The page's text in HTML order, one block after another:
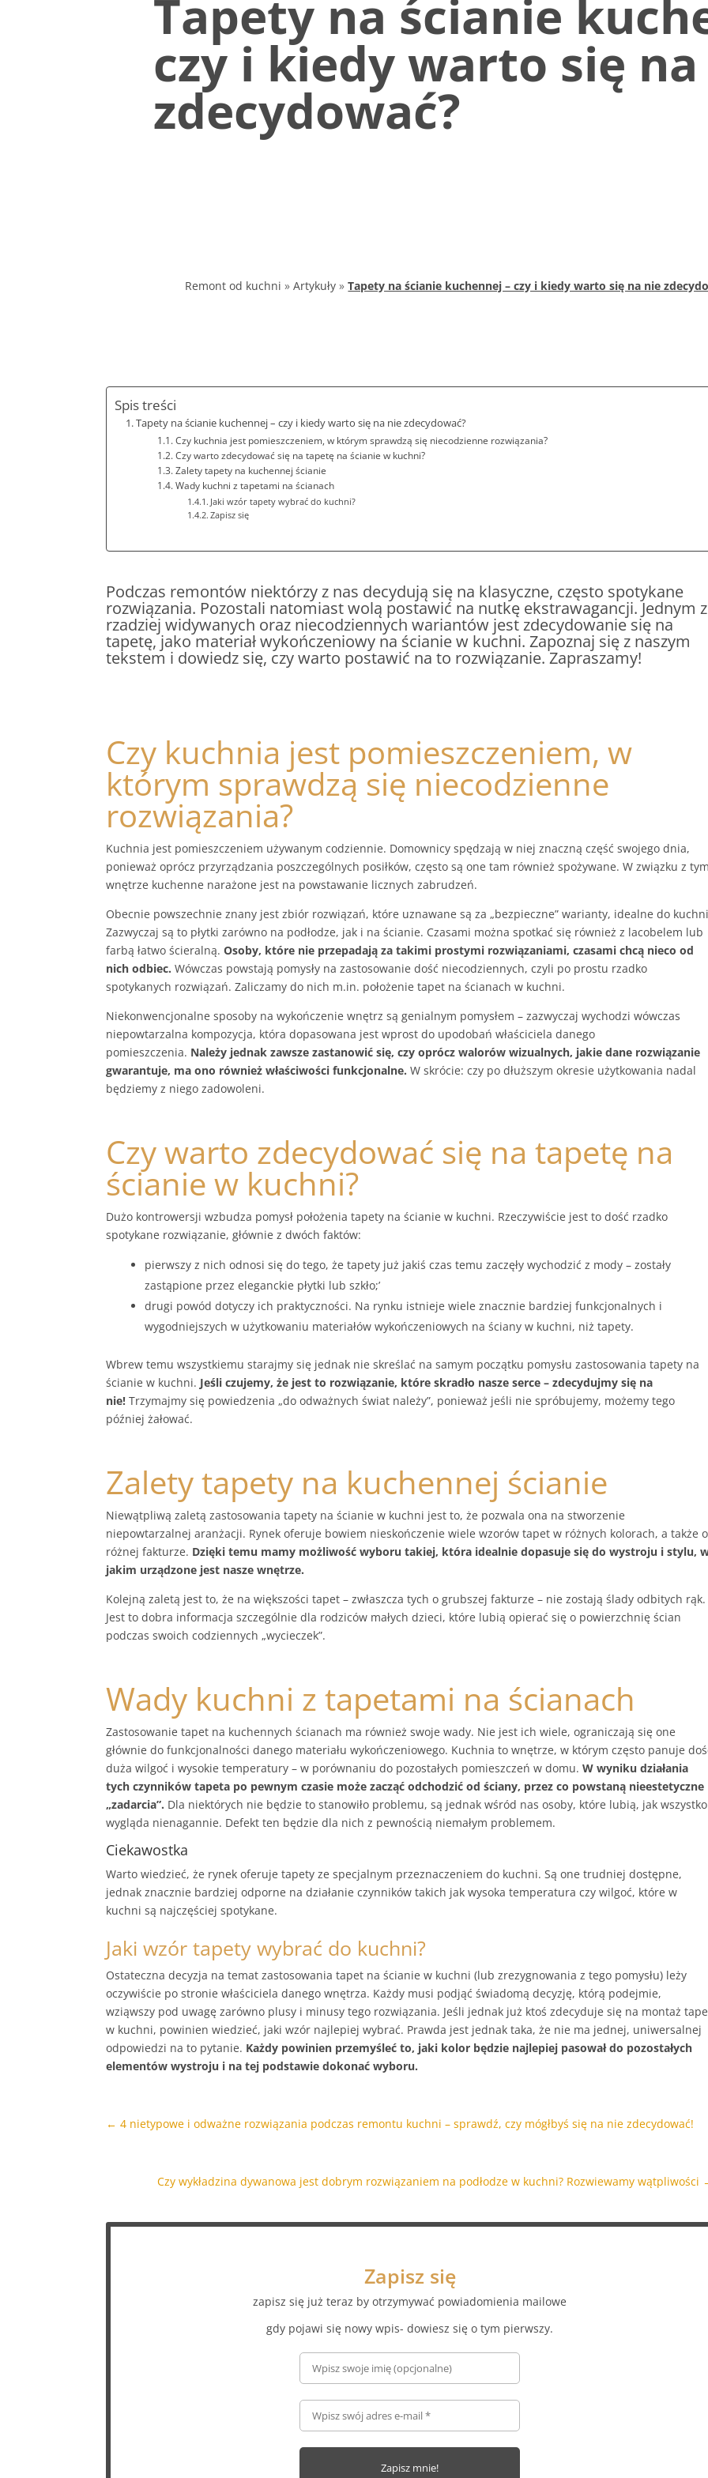
Tapety na ścianie
czy i kiedy warto się
zdecydować?
Remont od kuchni »Artykuły »Tapety na ścianie kuchennej – czy i kiedy warto się na nie
Spis treści
Tapety na ścianie kuchennej – czy i kiedy warto się na nie zdecydować?
Czy kuchnia jest pomieszczeniem, w którym sprawdzą się niecodzienne rozwiązania?
Czy warto zdecydować się na tapetę na ścianie w kuchni?
Zalety tapety na kuchennej ścianie
Wady kuchni z tapetami na ścianach
Jaki wzór tapety wybrać do kuchni?
Zapisz się
Podczas remontów niektórzy z nas decydują się na klasyczne, często spotykane
rozwiązania. Pozostali natomiast wolą postawić na nutkę ekstrawagancji. Jednym z
rzadziej widywanych oraz niecodziennych wariantów jest zdecydowanie się na
tapetę, jako materiał wykończeniowy na ścianie w kuchni. Zapoznaj się z naszym
tekstem i dowiedz się, czy warto postawić na to rozwiązanie. Zapraszamy!
Czy kuchnia jest pomieszczeniem, w
którym sprawdzą się niecodzienne
rozwiązania?
Kuchnia jest pomieszczeniem używanym codziennie. Domownicy spędzają w niej znaczną część swojego dnia,
ponieważ oprócz przyrządzania poszczególnych posiłków, często są one tam również spożywane. W związku z tym
wnętrze kuchenne narażone jest na powstawanie licznych zabrudzeń.
Obecnie powszechnie znany jest zbiór rozwiązań, które uznawane są za „bezpieczne” warianty, idealne do
Zazwyczaj są to płytki zarówno na podłodze, jak i na ścianie. Czasami można spotkać się również z lacobelem lub
farbą łatwo ścieralną.Osoby, które nie przepadają za takimi prostymi rozwiązaniami, czasami chcą nieco od
nich odbiec.Wówczas powstają pomysły na zastosowanie dość niecodziennych, czyli po prostu rzadko
spotykanych rozwiązań. Zaliczamy do nich m.in. położenie tapet na ścianach w kuchni.
Niekonwencjonalne sposoby na wykończenie wnętrz są genialnym pomysłem – zazwyczaj wychodzi wówczas
niepowtarzalna kompozycja, która dopasowana jest wprost do upodobań właściciela danego
pomieszczenia. Należy jednak zawsze zastanowić się, czy oprócz walorów wizualnych, jakie dane rozwiązanie
gwarantuje, ma ono również właściwości funkcjonalne.W skrócie: czy po dłuższym okresie użytkowania nadal
będziemy z niego zadowoleni.
Czy warto zdecydować się na tapetę na
ścianie w kuchni?
Dużo kontrowersji wzbudza pomysł położenia tapety na ścianie w kuchni. Rzeczywiście jest to dość rzadko
spotykane rozwiązanie, głównie z dwóch faktów:
pierwszy z nich odnosi się do tego, że tapety już jakiś czas temu zaczęły wychodzić z mody – zostały
zastąpione przez eleganckie płytki lub szkło;’
drugi powód dotyczy ich praktyczności. Na rynku istnieje wiele znacznie bardziej funkcjonalnych i
wygodniejszych w użytkowaniu materiałów wykończeniowych na ściany w kuchni, niż tapety.
Wbrew temu wszystkiemu starajmy się jednak nie skreślać na samym początku pomysłu zastosowania tapety na
ścianie w kuchni. Jeśli czujemy, że jest to rozwiązanie, które skradło nasze serce – zdecydujmy się na
nie!Trzymajmy się powiedzenia „do odważnych świat należy”, ponieważ jeśli nie spróbujemy, możemy tego
później żałować.
Zalety tapety na kuchennej ścianie
Niewątpliwą zaletą zastosowania tapety na ścianie w kuchni jest to, że pozwala ona na stworzenie
niepowtarzalnej aranżacji. Rynek oferuje bowiem nieskończenie wiele wzorów tapet w różnych kolorach, a także o
różnej fakturze. Dzięki temu mamy możliwość wyboru takiej, która idealnie dopasuje się do wystroju i stylu,
jakim urządzone jest nasze wnętrze.
Kolejną zaletą jest to, że na większości tapet – zwłaszcza tych o grubszej fakturze – nie zostają ślady odbitych rąk.
Jest to dobra informacja szczególnie dla rodziców małych dzieci, które lubią opierać się o powierzchnię ścian
podczas swoich codziennych „wycieczek”.
Wady kuchni z tapetami na ścianach
Zastosowanie tapet na kuchennych ścianach ma również swoje wady. Nie jest ich wiele, ograniczają się one
głównie do funkcjonalności danego materiału wykończeniowego. Kuchnia to wnętrze, w którym często panuje
duża wilgoć i wysokie temperatury – w porównaniu do pozostałych pomieszczeń w domu. W wyniku działania
tych czynników tapeta po pewnym czasie może zacząć odchodzić od ściany, przez co powstaną nieestetyczne
„zadarcia”. Dla niektórych nie będzie to stanowiło problemu, są jednak wśród nas osoby, które lubią, jak wszystko
wygląda nienagannie. Defekt ten będzie dla nich z pewnością niemałym problemem.
Ciekawostka
Warto wiedzieć, że rynek oferuje tapety ze specjalnym przeznaczeniem do kuchni. Są one trudniej dostępne,
jednak znacznie bardziej odporne na działanie czynników takich jak wysoka temperatura czy wilgoć, które w
kuchni są najczęściej spotykane.
Jaki wzór tapety wybrać do kuchni?
Ostateczna decyzja na temat zastosowania tapet na ścianie w kuchni (lub zrezygnowania z tego pomysłu) leży
oczywiście po stronie właściciela danego wnętrza. Każdy musi podjąć świadomą decyzję, którą podejmie,
wziąwszy pod uwagę zarówno plusy i minusy tego rozwiązania. Jeśli jednak już ktoś zdecyduje się na montaż
w kuchni, powinien wiedzieć, jaki wzór najlepiej wybrać. Prawda jest jednak taka, że nie ma jednej, uniwersalnej
odpowiedzi na to pytanie. Każdy powinien przemyśleć to, jaki kolor będzie najlepiej pasował do pozostałych
elementów wystroju i na tej podstawie dokonać wyboru.
←4 nietypowe i odważne rozwiązania podczas remontu kuchni – sprawdź, czy mógłbyś się na nie zdecydować!
Czy wykładzina dywanowa jest dobrym rozwiązaniem na podłodze w kuchni? Rozwiewamy wątpliwości
Zapisz się
zapisz się już teraz by otrzymywać powiadomienia mailowe
gdy pojawi się nowy wpis- dowiesz się o tym pierwszy.